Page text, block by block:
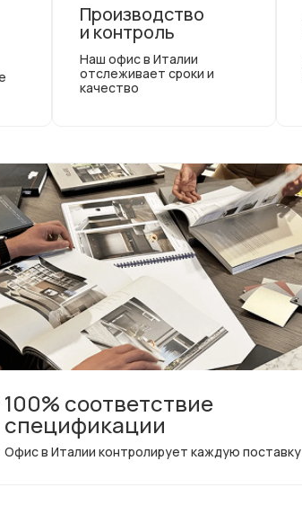
Производство
и контроль
Наш офис в Италии
отслеживает сроки и
качество
100% соответствие
спецификации
Офис в Италии контролирует каждую поставку